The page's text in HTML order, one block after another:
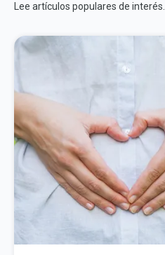
Lee artículos populares de interés.